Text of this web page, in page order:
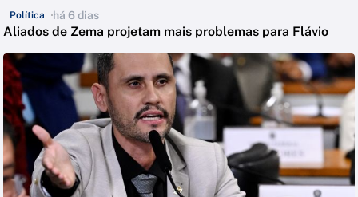
Política há 6 dias
Aliados de Zema projetam mais problemas para Flávio